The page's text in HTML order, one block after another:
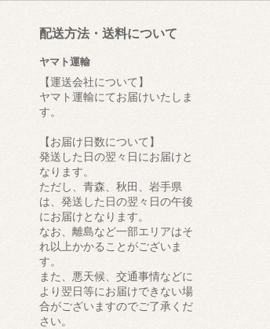
配送方法・送料について
ヤマト運輸
【運送会社について】
ヤマト運輸にてお届けいたしま
す。
【お届け日数について】
発送した日の翌々日にお届けと
なります。
ただし、青森、秋田、岩手県
は、発送した日の翌々日の午後
にお届けとなります。
なお、離島など一部エリアはそ
れ以上かかることがございま
す。
また、悪天候、交通事情などに
より翌日等にお届けできない場
合がございますのでご了承くだ
さい。